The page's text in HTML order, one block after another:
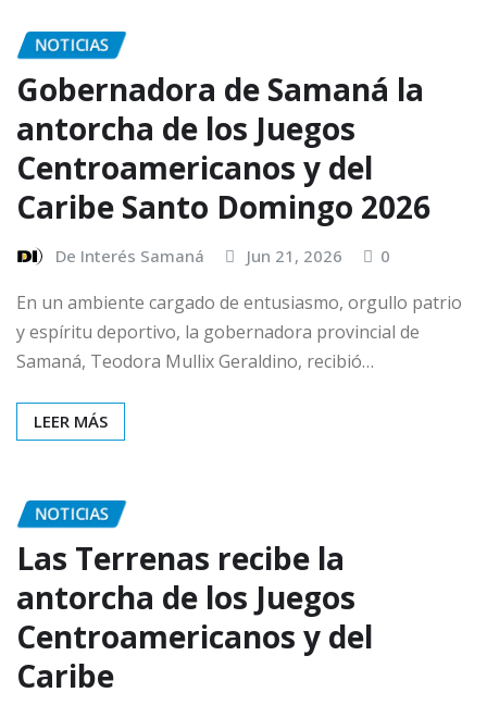
NOTICIAS
Gobernadora de Samaná la
antorcha de los Juegos
Centroamericanos y del
Caribe Santo Domingo 2026
De Interés Samaná Jun 21, 2026 0
En un ambiente cargado de entusiasmo, orgullo patrio
y espíritu deportivo, la gobernadora provincial de
Samaná, Teodora Mullix Geraldino, recibió…
LEER MÁS
NOTICIAS
Las Terrenas recibe la
antorcha de los Juegos
Centroamericanos y del
Caribe